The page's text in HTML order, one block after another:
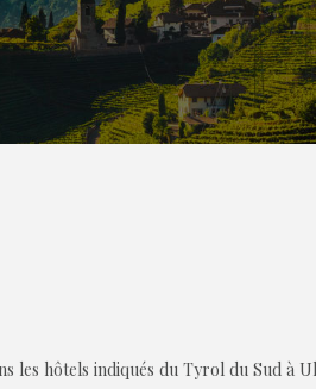
les hôtels indiqués du Tyrol du Sud à